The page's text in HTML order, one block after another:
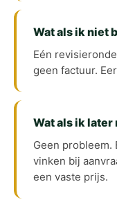
Wat als ik niet
Eén
geen factuur.
Wat als ik later
Geen probleem.
vinken bij
een vaste prijs.